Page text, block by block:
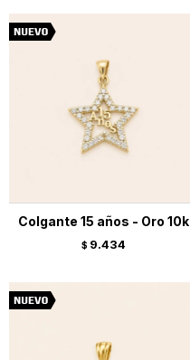
Colgante 15 años - Oro 10k
$ 9.434